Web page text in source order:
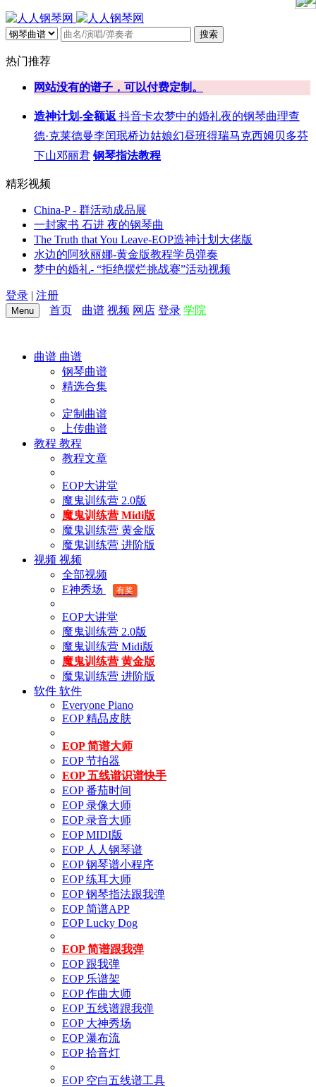
搜索
热门推荐
网站没有的谱子，可以付费定制。
造神计划-全额返 抖音卡农梦中的婚礼夜的钢琴曲理查
德·克莱德曼李闰珉桥边姑娘幻昼班得瑞马克西姆贝多芬
下山邓丽君 钢琴指法教程
精彩视频
China-P - 群活动成品展
一封家书 石进 夜的钢琴曲
The Truth that You Leave-EOP造神计划大佬版
水边的阿狄丽娜-黄金版教程学员弹奏
梦中的婚礼- “拒绝摆烂挑战赛”活动视频
登录 | 注册
Menu 首页 曲谱 视频 网店 登录 学院
曲谱 曲谱
钢琴曲谱
精选合集
定制曲谱
上传曲谱
教程 教程
教程文章
EOP大讲堂
魔鬼训练营 2.0版
魔鬼训练营 Midi版
魔鬼训练营 黄金版
魔鬼训练营 进阶版
视频 视频
全部视频
E神秀场
有奖
EOP大讲堂
魔鬼训练营 2.0版
魔鬼训练营 Midi版
魔鬼训练营 黄金版
魔鬼训练营 进阶版
软件 软件
Everyone Piano
EOP 精品皮肤
EOP 简谱大师
EOP 节拍器
EOP 五线谱识谱快手
EOP 番茄时间
EOP 录像大师
EOP 录音大师
EOP MIDI版
EOP 人人钢琴谱
EOP 钢琴谱小程序
EOP 练耳大师
EOP 钢琴指法跟我弹
EOP 简谱APP
EOP Lucky Dog
EOP 简谱跟我弹
EOP 跟我弹
EOP 乐谱架
EOP 作曲大师
EOP 五线谱跟我弹
EOP 大神秀场
EOP 瀑布流
EOP 拾音灯
EOP 空白五线谱工具